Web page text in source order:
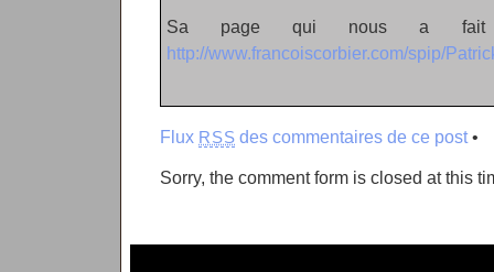
Sa page qui nous a
http://www.francoiscorbier.com/spip/
Flux RSS des commentaires de ce post•
Sorry, the comment form is closed at this